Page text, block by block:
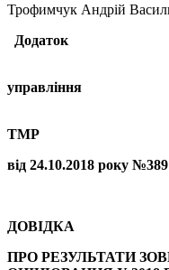
Трофимчук Андрій
Додаток
до
управління
ТМР
від 24.10.2018 року №389
ДОВІДКА
ПРО РЕЗУЛЬТАТИ